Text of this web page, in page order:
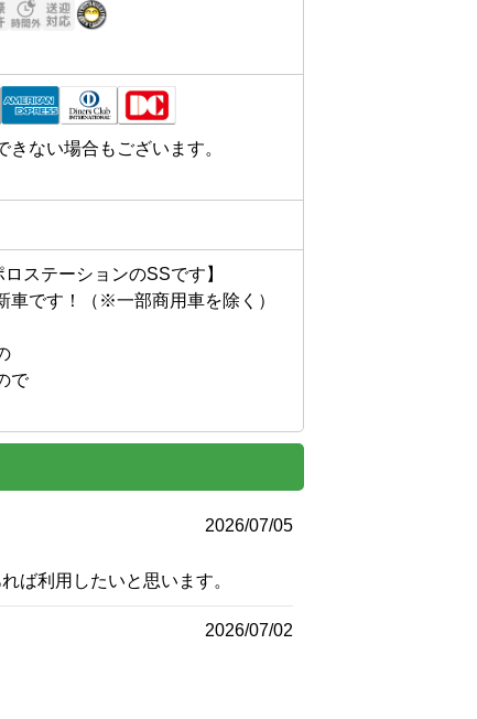
きない場合もございます。
ステーションのSSです】
車です！（※一部商用車を除く）
で
2026/07/05
ば利用したいと思います。
2026/07/02